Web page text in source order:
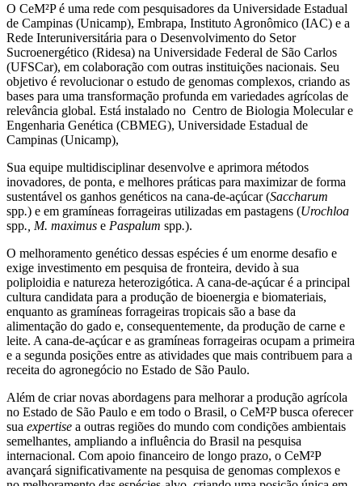
O CeM²P é uma rede com pesquisadores da Universidade Estadual
de Campinas (Unicamp), Embrapa, Instituto Agronômico (IAC) e a
Rede Interuniversitária para o Desenvolvimento do Setor
Sucroenergético (Ridesa) na Universidade Federal de São Carlos
(UFSCar), em colaboração com outras instituições nacionais. Seu
objetivo é revolucionar o estudo de genomas complexos, criando as
bases para uma transformação profunda em variedades agrícolas de
relevância global. Está instalado no Centro de Biologia Molecular e
Engenharia Genética (CBMEG), Universidade Estadual de
Campinas (Unicamp),
Sua equipe multidisciplinar desenvolve e aprimora métodos
inovadores, de ponta, e melhores práticas para maximizar de forma
sustentável os ganhos genéticos na cana-de-açúcar (Saccharum
spp.) e em gramíneas forrageiras utilizadas em pastagens (Urochloa
spp., M. maximus e Paspalum spp.).
O melhoramento genético dessas espécies é um enorme desafio e
exige investimento em pesquisa de fronteira, devido à sua
poliploidia e natureza heterozigótica. A cana-de-açúcar é a principal
cultura candidata para a produção de bioenergia e biomateriais,
enquanto as gramíneas forrageiras tropicais são a base da
alimentação do gado e, consequentemente, da produção de carne e
leite. A cana-de-açúcar e as gramíneas forrageiras ocupam a primeira
e a segunda posições entre as atividades que mais contribuem para a
receita do agronegócio no Estado de São Paulo.
Além de criar novas abordagens para melhorar a produção agrícola
no Estado de São Paulo e em todo o Brasil, o CeM²P busca oferecer
sua expertise a outras regiões do mundo com condições ambientais
semelhantes, ampliando a influência do Brasil na pesquisa
internacional. Com apoio financeiro de longo prazo, o CeM²P
avançará significativamente na pesquisa de genomas complexos e